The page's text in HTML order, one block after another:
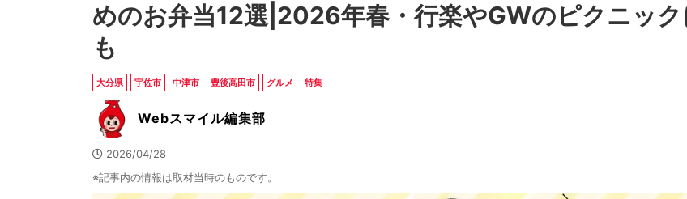
めのお弁当12選|2026年春・行楽やGWのピクニック
も
大分県 宇佐市 中津市 豊後高田市 グルメ 特集
Webスマイル編集部
2026/04/28
※記事内の情報は取材当時のものです。